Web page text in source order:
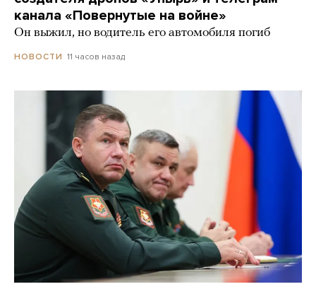
канала «Повернутые на войне»
Он выжил, но водитель его автомобиля погиб
НОВОСТИ 11 часов назад